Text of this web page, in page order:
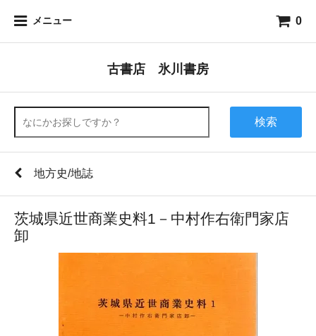
メニュー 0
古書店 氷川書房
検索
地方史/地誌
茨城県近世商業史料1－中村作右衛門家店
卸